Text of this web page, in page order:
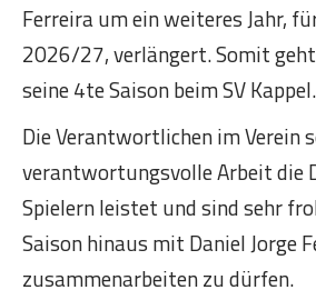
Ferreira um ein weiteres Jahr,
2026/27, verlängert. Somit
seine 4te Saison beim SV Kappel.
Die Verantwortlichen im Verein
verantwortungsvolle Arbeit die
Spielern leistet und sind sehr
Saison hinaus mit Daniel Jorge
zusammenarbeiten zu dürfen.